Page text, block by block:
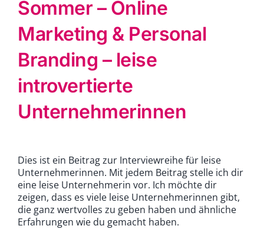
Sommer – Online
Marketing & Personal
Branding – leise
introvertierte
Unternehmerinnen
Dies ist ein Beitrag zur Interviewreihe für leise
Unternehmerinnen. Mit jedem Beitrag stelle ich dir
eine leise Unternehmerin vor. Ich möchte dir
zeigen, dass es viele leise Unternehmerinnen gibt,
die ganz wertvolles zu geben haben und ähnliche
Erfahrungen wie du gemacht haben.